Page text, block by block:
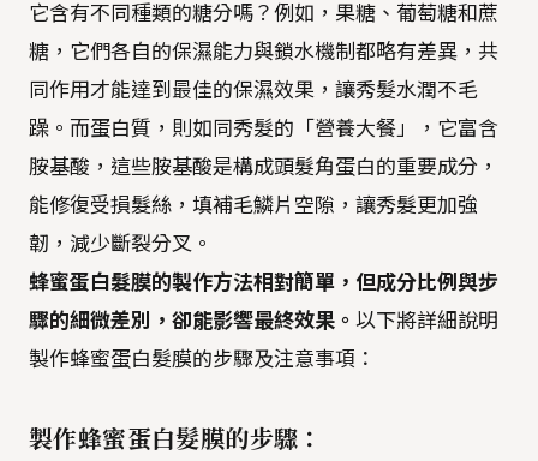
它含有不同種類的糖分嗎？例如，果糖、葡萄糖和蔗
糖，它們各自的保濕能力與鎖水機制都略有差異，共
同作用才能達到最佳的保濕效果，讓秀髮水潤不毛
躁。而蛋白質，則如同秀髮的「營養大餐」，它富含
胺基酸，這些胺基酸是構成頭髮角蛋白的重要成分，
能修復受損髮絲，填補毛鱗片空隙，讓秀髮更加強
韌，減少斷裂分叉。
蜂蜜蛋白髮膜的製作方法相對簡單，但成分比例與步
驟的細微差別，卻能影響最終效果。 以下將詳細說明
製作蜂蜜蛋白髮膜的步驟及注意事項：
製作蜂蜜蛋白髮膜的步驟：